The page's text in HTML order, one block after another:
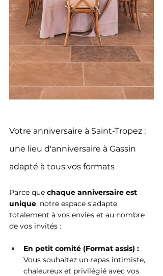
Votre anniversaire à Saint-Tropez :
une lieu d'anniversaire à Gassin
adapté à tous vos formats
Parce que chaque anniversaire est
unique, notre espace s'adapte
totalement à vos envies et au nombre
de vos invités :
En petit comité (Format assis) :
Vous souhaitez un repas intimiste,
chaleureux et privilégié avec vos